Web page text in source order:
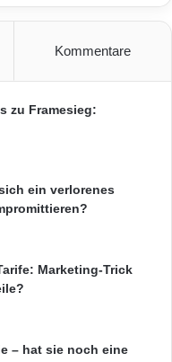
Kommentare
zu Framesieg:
ein verlorenes
Marketing-Trick
– hat sie noch eine